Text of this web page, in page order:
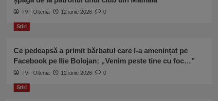
TVF Oltenia 12 iunie 2026 0
Stiri
Ce pedeapsă a primit bărbatul care l-a amenințat pe
Facebook pe Ilie Bolojan: „Venim peste tine cu foc…”
TVF Oltenia 12 iunie 2026 0
Stiri